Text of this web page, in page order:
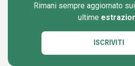
Rimani sempre aggiornato sui
ultime
ISCRIVITI